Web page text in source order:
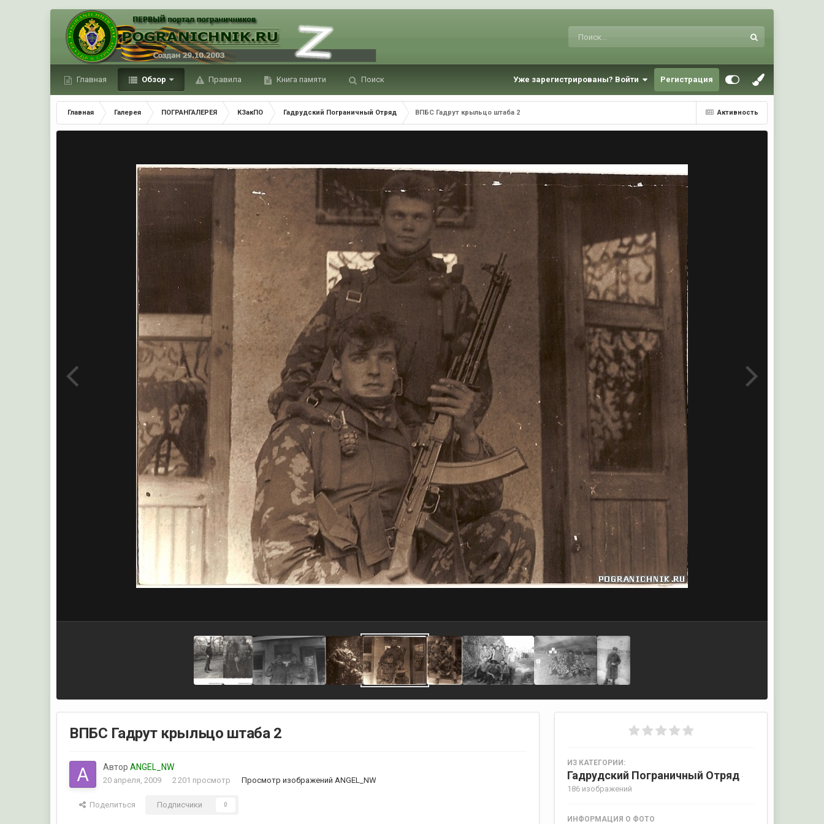
Главная Обзор Правила Книга памяти Поиск Уже зарегистрированы? Войти Регистрация
Активность
Главная Галерея ПОГРАНГАЛЕРЕЯ КЗакПО Гадрудский Пограничный Отряд ВПБС Гадрут крыльцо штаба 2
ВПБС Гадрут крыльцо штаба 2
АвторANGEL_NW
20 апреля, 2009 2 201 просмотр Просмотр изображений ANGEL_NW
Поделиться Подписчики 0
ИЗ КАТЕГОРИИ:
Гадрудский Пограничный Отряд ·
186 изображений
ИНФОРМАЦИЯ О ФОТО